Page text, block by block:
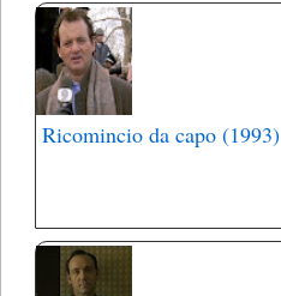
Ricomincio da capo (1993)